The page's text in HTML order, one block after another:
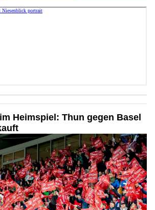
Heimspiel: Thun gegen Basel